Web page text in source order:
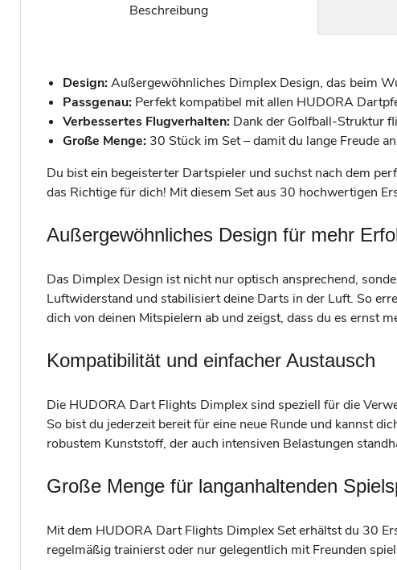
Beschreibung
Design:Außergewöhnliches Dimplex Design, das beim
Passgenau: Perfekt kompatibel mit allen HUDORA
Verbessertes Flugverhalten: Dank der Golfball-Struktur
Große Menge: 30 Stück im Set – damit du lange Freude
Du bist ein begeisterter Dartspieler und suchst nach dem
das Richtige für dich! Mit diesem Set aus 30 hochwertigen
Außergewöhnliches Design für mehr
Das Dimplex Design ist nicht nur optisch ansprechend,
Luftwiderstand und stabilisiert deine Darts in der Luft. So
dich von deinen Mitspielern ab und zeigst, dass du es ernst
Kompatibilität und einfacher Austausch
Die HUDORA Dart Flights Dimplex sind speziell für die
So bist du jederzeit bereit für eine neue Runde und kannst
robustem Kunststoff, der auch intensiven Belastungen
Große Menge für langanhaltenden
Mit dem HUDORA Dart Flights Dimplex Set erhältst du 30
regelmäßig trainierst oder nur gelegentlich mit Freunden